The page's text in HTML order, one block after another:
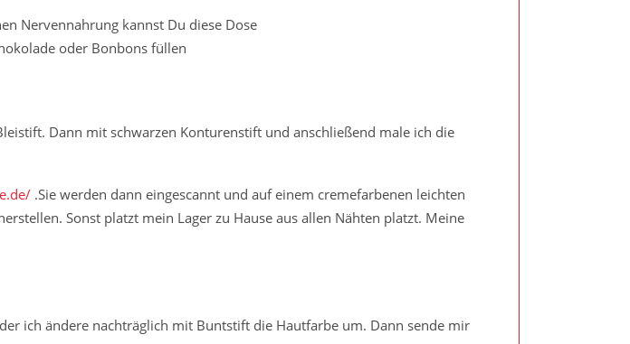
Nervennahrung kannst Du diese Dose
oder Bonbons füllen
Dann mit schwarzen Konturenstift und anschließend male ich die
.Sie werden dann eingescannt und auf einem cremefarbenen leichten
Sonst platzt mein Lager zu Hause aus allen Nähten platzt. Meine
ich ändere nachträglich mit Buntstift die Hautfarbe um. Dann sende mir